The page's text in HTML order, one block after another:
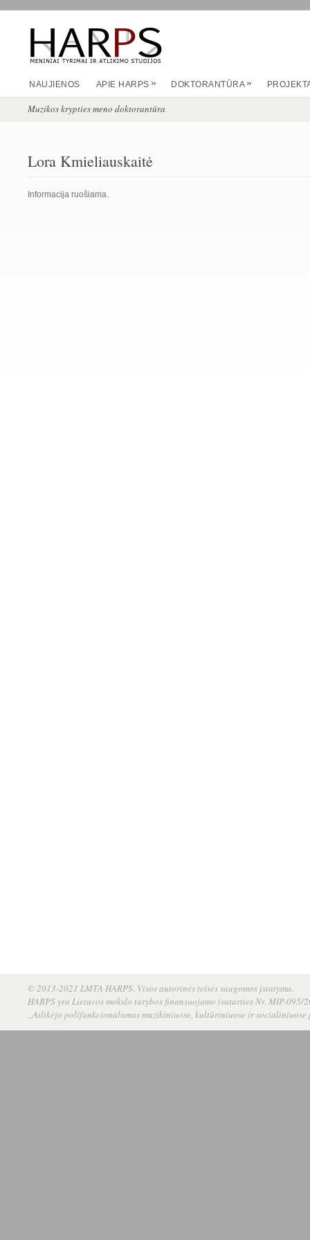
NAUJIENOS APIE HARPS » DOKTORANTŪRA »
Muzikos krypties meno doktorantūra
Lora Kmieliauskaitė
Informacija ruošiama.
© 2013-2021 LMTA HARPS. Visos autorinės teisės saugomos įstatymu.
HARPS yra Lietuvos mokslo tarybos finansuojamo (sutarties Nr. MIP-
„Atlikėjo polifunkcionalumas muzikiniuose, kultūriniuose ir socialiniuose